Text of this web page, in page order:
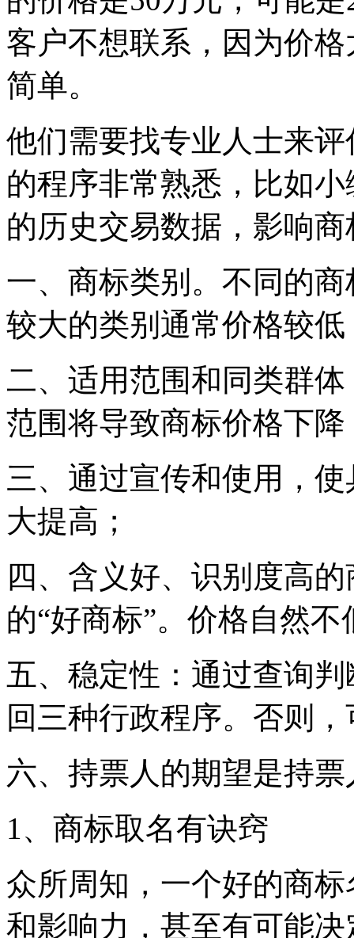
客户不想联系，因为价
简单。
他们需要找专业人士来
的程序非常熟悉，比如
的历史交易数据，影响
一、商标类别。不同的
较大的类别通常价格较
二、适用范围和同类群
范围将导致商标价格下降
三、通过宣传和使用，
大提高；
四、含义好、识别度高
的“好商标”。价格自然不
五、稳定性：通过查询
回三种行政程序。否则
六、持票人的期望是持
1、商标取名有诀窍
众所周知，一个好的商
和影响力，甚至有可能